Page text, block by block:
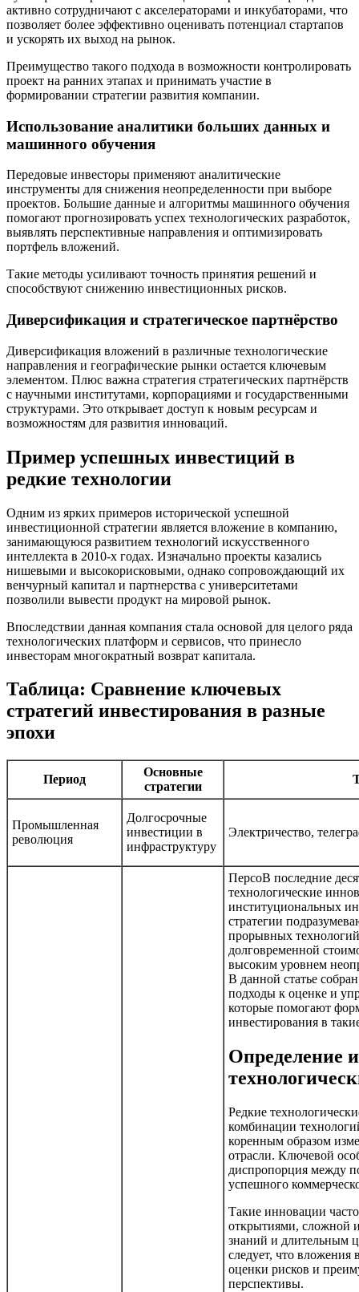
активно сотрудничают с акселераторами и инкубаторами, что
позволяет более эффективно оценивать потенциал стартапов
и ускорять их выход на рынок.
Преимущество такого подхода в возможности контролировать
проект на ранних этапах и принимать участие в
формировании стратегии развития компании.
Использование аналитики больших данных и
машинного обучения
Передовые инвесторы применяют аналитические
инструменты для снижения неопределенности при выборе
проектов. Большие данные и алгоритмы машинного обучения
помогают прогнозировать успех технологических разработок,
выявлять перспективные направления и оптимизировать
портфель вложений.
Такие методы усиливают точность принятия решений и
способствуют снижению инвестиционных рисков.
Диверсификация и стратегическое партнёрство
Диверсификация вложений в различные технологические
направления и географические рынки остается ключевым
элементом. Плюс важна стратегия стратегических партнёрств
с научными институтами, корпорациями и государственными
структурами. Это открывает доступ к новым ресурсам и
возможностям для развития инноваций.
Пример успешных инвестиций в
редкие технологии
Одним из ярких примеров исторической успешной
инвестиционной стратегии является вложение в компанию,
занимающуюся развитием технологий искусственного
интеллекта в 2010-х годах. Изначально проекты казались
нишевыми и высокорисковыми, однако сопровождающий их
венчурный капитал и партнерства с университетами
позволили вывести продукт на мировой рынок.
Впоследствии данная компания стала основой для целого ряда
технологических платформ и сервисов, что принесло
инвесторам многократный возврат капитала.
Таблица: Сравнение ключевых
стратегий инвестирования в разные
эпохи
Период
Основные
стратегии
Промышленная
революция
Долгосрочные
инвестиции в
инфраструктуру
Электричество,
ПерсоВ последние
технологические
институциональных
стратегии
прорывных
долговременной
высоким уровнем
В данной статье
подходы к оценке и
которые помогают
инвестирования в
Определение
Редкие
комбинации
коренным образом
отрасли. Ключевой
диспропорция между
успешного
Такие инновации
открытиями, сложной
знаний и длительным
следует, что
оценки рисков и
перспективы.